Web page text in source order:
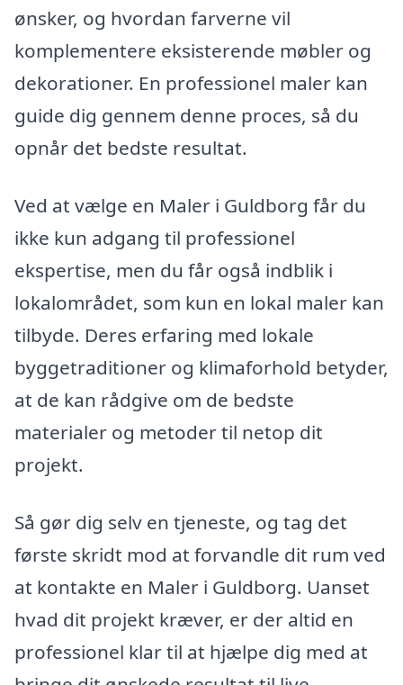
ønsker, og hvordan farverne vil
komplementere eksisterende møbler og
dekorationer. En professionel maler kan
guide dig gennem denne proces, så du
opnår det bedste resultat.
Ved at vælge en Maler i Guldborg får du
ikke kun adgang til professionel
ekspertise, men du får også indblik i
lokalområdet, som kun en lokal maler kan
tilbyde. Deres erfaring med lokale
byggetraditioner og klimaforhold betyder,
at de kan rådgive om de bedste
materialer og metoder til netop dit
projekt.
Så gør dig selv en tjeneste, og tag det
første skridt mod at forvandle dit rum ved
at kontakte en Maler i Guldborg. Uanset
hvad dit projekt kræver, er der altid en
professionel klar til at hjælpe dig med at